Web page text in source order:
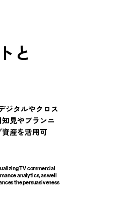
と
ジタルやクロス
見やプランニ
産を活用可
TV commercial
analytics, as well
the persuasiveness